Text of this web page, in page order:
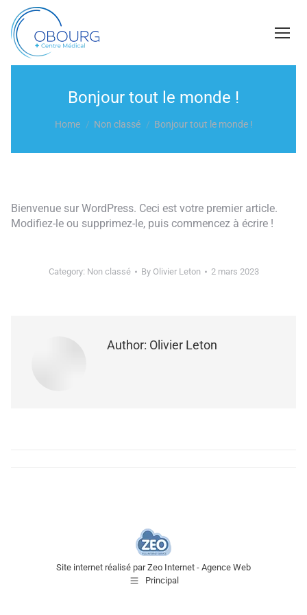
Bonjour tout le monde !
Home Non classé Bonjour tout le monde !
Bienvenue sur WordPress. Ceci est votre premier article.
Modifiez-le ou supprimez-le, puis commencez à écrire !
Category: Non classé By Olivier Leton 2 mars 2023
Author: Olivier Leton
Site internet réalisé parZeo Internet - Agence Web
Principal